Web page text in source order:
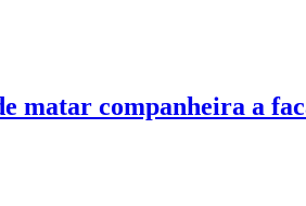
matar companheira a